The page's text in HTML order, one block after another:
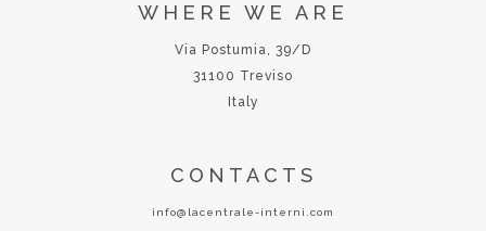
WHERE WE ARE
Via Postumia, 39/D
31100 Treviso
Italy
CONTACTS
info@lacentrale-interni.com